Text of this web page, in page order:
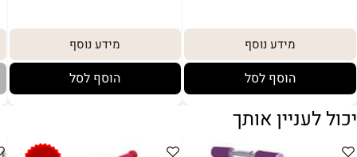
מידע נוסף
הוסף לסל
מידע נוסף
הוסף לסל
יכול לעניין אותך